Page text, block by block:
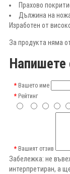
Прахово
Дължина на
Изработен от
За продукта няма
Напишете
Вашето име
Рейтинг
Вашият отзив
Забележка: не
интерпретиран, а